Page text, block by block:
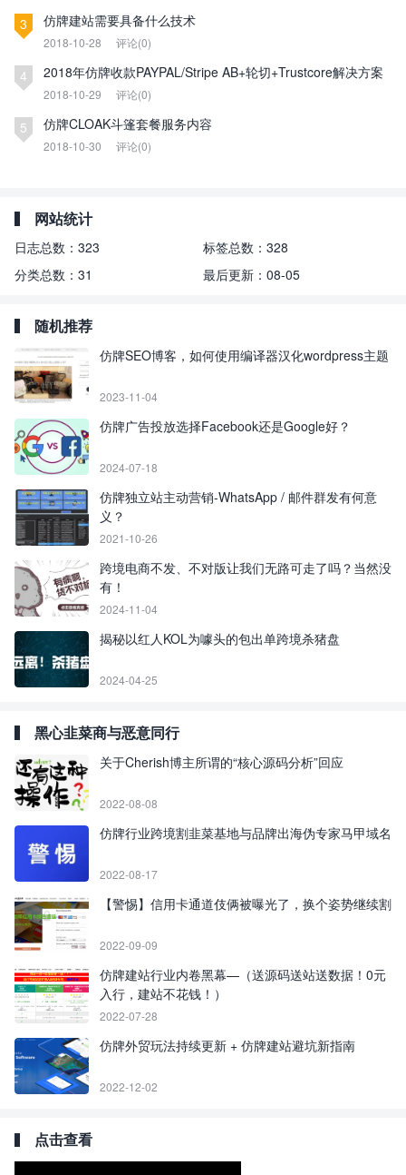
3 仿牌建站需要具备什么技术
2018-10-28 评论(0)
4 2018年仿牌收款PAYPAL/Stripe AB+轮切+Trustcore解决方案
2018-10-29 评论(0)
5 仿牌CLOAK斗篷套餐服务内容
2018-10-30 评论(0)
网站统计
日志总数： 323 标签总数： 328
分类总数： 31 最后更新： 08-05
随机推荐
仿牌SEO博客，如何使用编译器汉化wordpress主题
2023-11-04
仿牌广告投放选择Facebook还是Google好？
2024-07-18
仿牌独立站主动营销-WhatsApp / 邮件群发有何意
义？
2021-10-26
跨境电商不发、不对版让我们无路可走了吗？当然没
有！
2024-11-04
揭秘以红人KOL为噱头的包出单跨境杀猪盘
2024-04-25
黑心韭菜商与恶意同行
关于Cherish博主所谓的“核心源码分析”回应
2022-08-08
仿牌行业跨境割韭菜基地与品牌出海伪专家马甲域名
2022-08-17
【警惕】信用卡通道伎俩被曝光了，换个姿势继续割
2022-09-09
仿牌建站行业内卷黑幕—（送源码送站送数据！0元
入行，建站不花钱！）
2022-07-28
仿牌外贸玩法持续更新 + 仿牌建站避坑新指南
2022-12-02
点击查看